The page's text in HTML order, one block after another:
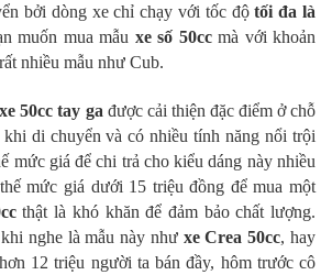
bởi dòng xe chỉ chạy với tốc độtối đa là
muốn mua mẫu xe số 50ccmà với khoản
nhiều mẫu như Cub.
xe 50cc tay ga được cải thiện đặc điểm ở chỗ
di chuyển và có nhiều tính năng nổi trội
mức giá để chi trả cho kiểu dáng này nhiều
mức giá dưới 15 triệu đồng để mua một
thật là khó khăn để đảm bảo chất lượng.
nghe là mẫu này như xe Crea 50cc, hay
12 triệu người ta bán đầy, hôm trước cô